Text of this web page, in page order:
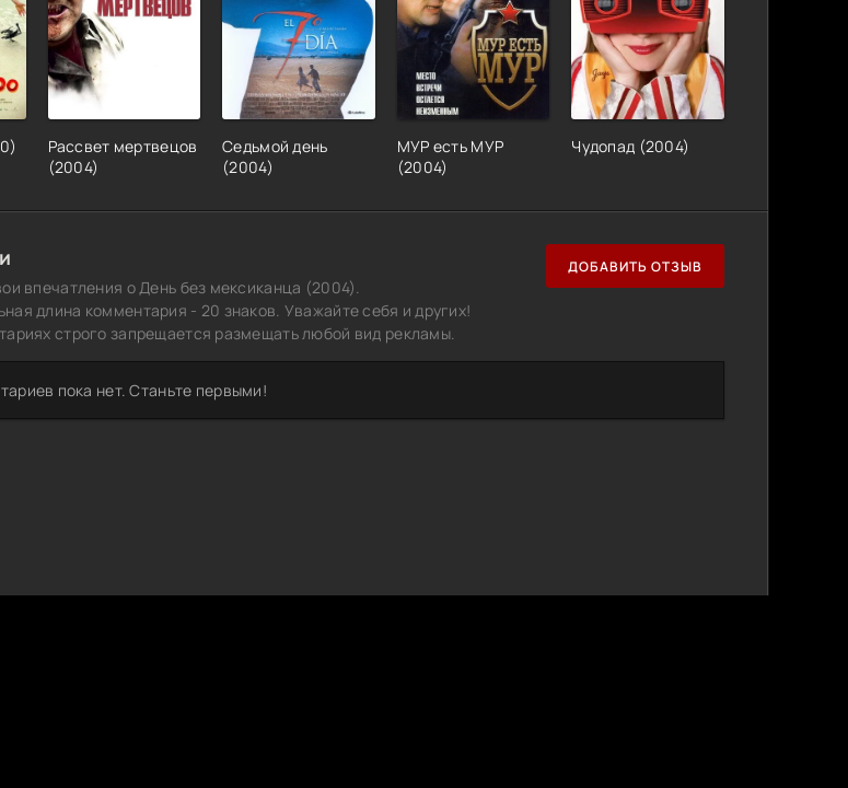
Рассвет мертвецов
(2004)
Седьмой день
(2004)
МУР есть МУР
(2004)
Чудопад (2004)
впечатления о День без мексиканца (2004).
длина комментария - 20 знаков. Уважайте себя и других!
строго запрещается размещать любой вид рекламы.
ДОБАВИТЬ ОТЗЫВ
пока нет. Станьте первыми!